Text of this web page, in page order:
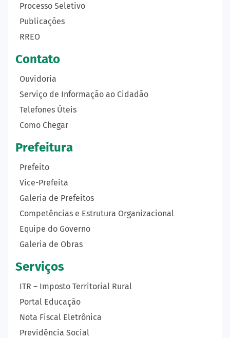
Processo Seletivo
Publicações
RREO
Contato
Ouvidoria
Serviço de Informação ao Cidadão
Telefones Úteis
Como Chegar
Prefeitura
Prefeito
Vice-Prefeita
Galeria de Prefeitos
Competências e Estrutura Organizacional
Equipe do Governo
Galeria de Obras
Serviços
ITR – Imposto Territorial Rural
Portal Educação
Nota Fiscal Eletrônica
Previdência Social